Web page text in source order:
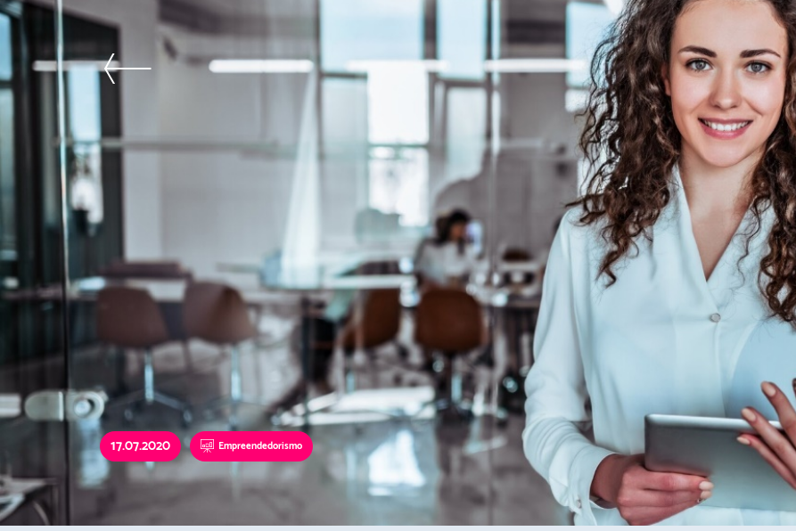
Sebrae Delas
17.07.2020 Empreendedorismo